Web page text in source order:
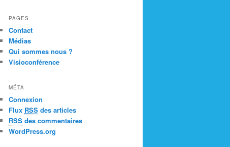
PAGES
Contact
Médias
Qui sommes nous ?
Visioconférence
MÉTA
Connexion
Flux RSS des articles
RSS des commentaires
WordPress.org